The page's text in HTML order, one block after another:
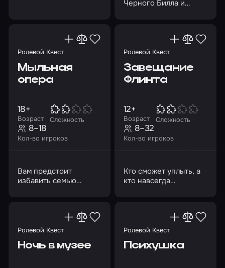
Черного Билла и
Ролевой Квест
Мыльная
опера
Возраст
18+
Сложность
Кол-во игроков
8–18
Вам предстоит
избавить семью
Ролевой Квест
Завещание
Флинта
Возраст
12+
Сложность
Кол-во игроков
8–32
Кто сможет уплыть, а
кто навсегда
Ролевой Квест
Ночь в музее
Ролевой Квест
Психушка